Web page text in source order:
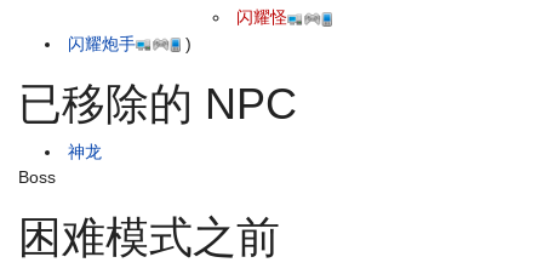
闪耀炮手
闪耀怪
)
已移除的 NPC
神龙
Boss
困难模式之前